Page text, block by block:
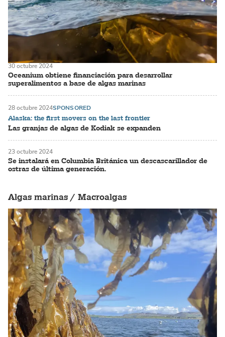
Oceanium obtiene financiación para desarrollar
superalimentos a base de algas marinas
30 octubre 2024
Alaska: the first movers on the last frontier
Las granjas de algas de Kodiak se expanden
28 octubre 2024SPONSORED
Se instalará en Columbia Británica un descascarillador de
ostras de última generación.
23 octubre 2024
Algas marinas / Macroalgas